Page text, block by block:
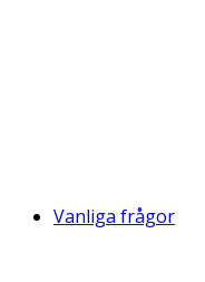
Vanliga frågor